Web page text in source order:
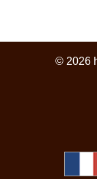
© 2026